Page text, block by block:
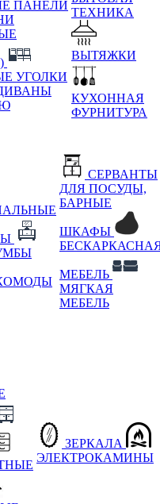
ПАНЕЛИ
УГОЛКИ
ТЕХНИКА
ВЫТЯЖКИ
КУХОННАЯ
ФУРНИТУРА
СЕРВАНТЫ
ДЛЯ ПОСУДЫ,
БАРНЫЕ
ШКАФЫ
МЕБЕЛЬ
МЯГКАЯ
МЕБЕЛЬ
ЗЕРКАЛА
ЭЛЕКТРОКАМИНЫ